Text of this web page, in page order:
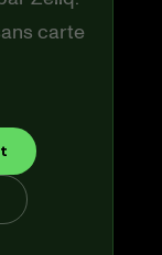
carte